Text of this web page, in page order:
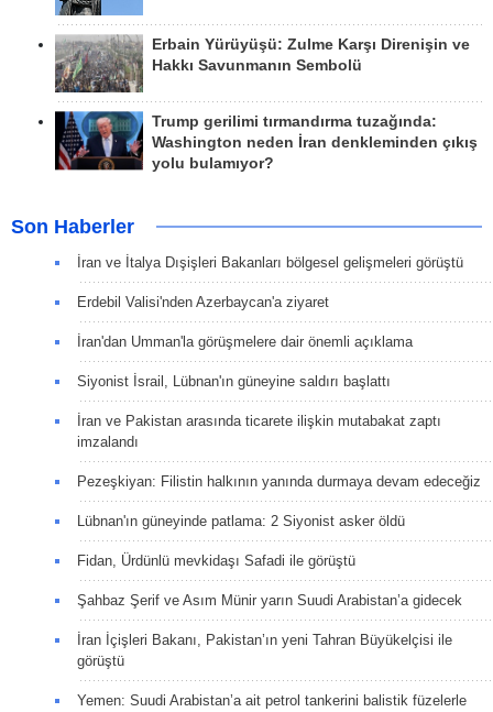
Erbain Yürüyüşü: Zulme Karşı Direnişin ve
Hakkı Savunmanın Sembolü
Trump gerilimi tırmandırma tuzağında:
Washington neden İran denkleminden çıkış
yolu bulamıyor?
Son Haberler
İran ve İtalya Dışişleri Bakanları bölgesel gelişmeleri görüştü
Erdebil Valisi'nden Azerbaycan'a ziyaret
İran'dan Umman'la görüşmelere dair önemli açıklama
Siyonist İsrail, Lübnan'ın güneyine saldırı başlattı
İran ve Pakistan arasında ticarete ilişkin mutabakat zaptı
imzalandı
Pezeşkiyan: Filistin halkının yanında durmaya devam edeceğiz
Lübnan'ın güneyinde patlama: 2 Siyonist asker öldü
Fidan, Ürdünlü mevkidaşı Safadi ile görüştü
Şahbaz Şerif ve Asım Münir yarın Suudi Arabistan’a gidecek
İran İçişleri Bakanı, Pakistan’ın yeni Tahran Büyükelçisi ile
görüştü
Yemen: Suudi Arabistan’a ait petrol tankerini balistik füzelerle